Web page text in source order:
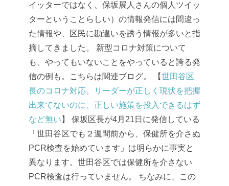
イッターではなく、保坂展人さんの個人ツイッ
ターということらしい）の情報発信には間違っ
た情報や、区民に勘違いを誘う情報が多いと指
摘してきました。
新型コロナ対策について
も、やってもいないことをやっていると誇る発
信の例も。こちらは関連ブログ。
【世田谷区
長のコロナ対応。リーダーが正しく現状を把握
出来てないのに、正しい施策を投入できるはず
など無い 】
保坂区長が4月21日に発信している
「世田谷区でも２週間前から、保健所を介さぬ
PCR検査を始めています」は明らかに事実と
異なります。世田谷区では保健所を介さない
PCR検査は行っていません。
ちなみに、この